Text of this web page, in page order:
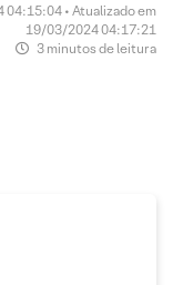
• Atualizado em
19/03/2024 04:17:21
3 minutos de leitura